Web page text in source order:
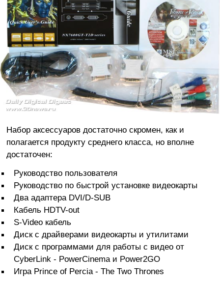
Набор аксессуаров достаточно скромен, как и
полагается продукту среднего класса, но вполне
достаточен:
Руководство пользователя
Руководство по быстрой установке видеокарты
Два адаптера DVI/D-SUB
Кабель HDTV-out
S-Video кабель
Диск с драйверами видеокарты и утилитами
Диск с программами для работы с видео от
CyberLink - PowerCinema и Power2GO
Игра Prince of Percia - The Two Thrones